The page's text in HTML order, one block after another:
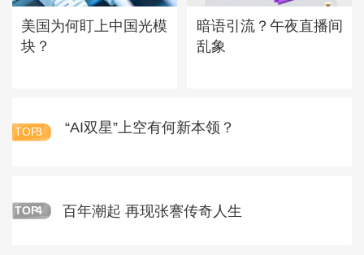
美国为何盯上中国光模
块？
暗语引流？午夜直播间
乱象
TOP3 “AI双星”上空有何新本领？
TOP4 百年潮起 再现张謇传奇人生